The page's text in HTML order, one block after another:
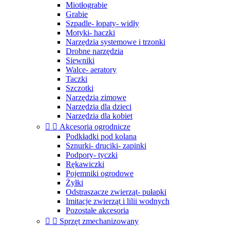
Miotłograbie
Grabie
Szpadle- łopaty- widły
Motyki- haczki
Narzędzia systemowe i trzonki
Drobne narzędzia
Siewniki
Walce- aeratory
Taczki
Szczotki
Narzędzia zimowe
Narzędzia dla dzieci
Narzędzia dla kobiet
  Akcesoria ogrodnicze
Podkładki pod kolana
Sznurki- druciki- zapinki
Podpory- tyczki
Rękawiczki
Pojemniki ogrodowe
Żyłki
Odstraszacze zwierząt- pułapki
Imitacje zwierząt i lilii wodnych
Pozostałe akcesoria
  Sprzęt zmechanizowany